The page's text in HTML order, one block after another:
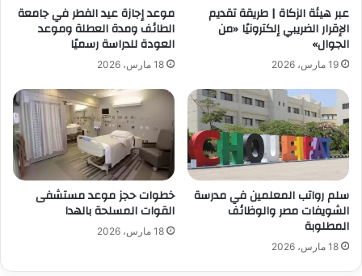
عبر هيئة الزكاة | طريقة تقديم
الإقرار الضريبي إلكترونيًا «من
الجوال»
19 مارس، 2026
موعد إجازة عيد الفطر في جامعة
الطائف ومدة العطلة وموعد
العودة للدراسة رسميًا
18 مارس، 2026
سلم رواتب المعلمين في مدرسة
الشويفات مصر والوظائف
المطلوبة
18 مارس، 2026
خطوات حجز موعد مستشفى
القوات المسلحة بالهدا
18 مارس، 2026